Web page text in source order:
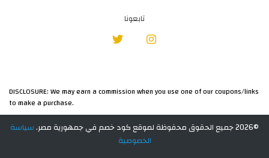
تابعونا
DISCLOSURE: We may earn a commission when you use one of our coupons/links
to make a purchase.
©2026 جميع الحقوق محفوظة لموقع كود خصم في جمهورية مصر.
سياسة
الخصوصية